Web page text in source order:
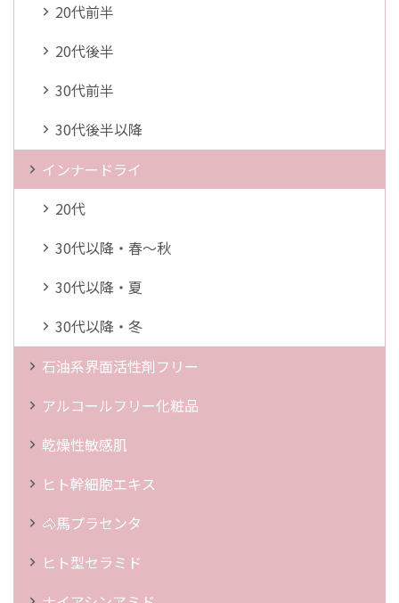
20代前半
20代後半
30代前半
30代後半以降
インナードライ
20代
30代以降・春～秋
30代以降・夏
30代以降・冬
石油系界面活性剤フリー
アルコールフリー化粧品
乾燥性敏感肌
ヒト幹細胞エキス
🐴馬プラセンタ
ヒト型セラミド